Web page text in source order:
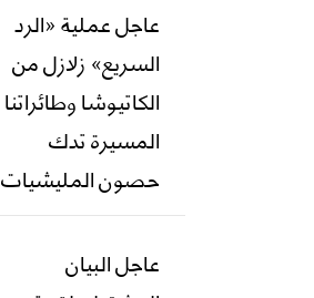
عاجل عملية «الرد
السريع» زلازل من
الكاتيوشا وطائراتنا
المسيرة تدك
حصون المليشيات
عاجل البيان